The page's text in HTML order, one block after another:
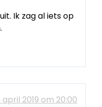
Ik zag al iets op
april 2019 om 20:00